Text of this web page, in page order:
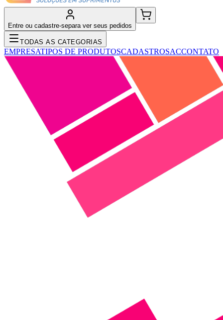
Entre ou cadastre-separa ver seus pedidos
TODAS AS CATEGORIAS
EMPRESATIPOS DE PRODUTOSCADASTROSACCONTATO